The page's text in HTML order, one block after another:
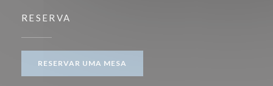
RESERVA
RESERVAR UMA MESA